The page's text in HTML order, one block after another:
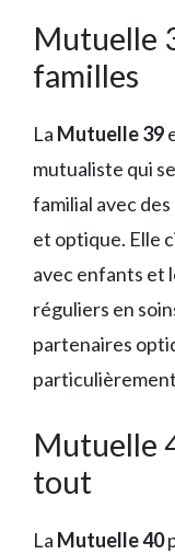
Mutuelle
familles
La Mutuelle 39
mutualiste qui
familial avec
et optique. Elle
avec enfants et
réguliers en
partenaires
Mutuelle
tout
La Mutuelle 40